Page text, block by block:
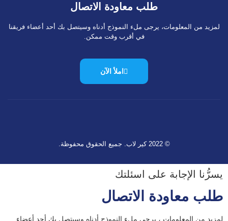
طلب معاودة الاتصال
لمزيد من المعلومات، يرجى ملء النموذج أدناه وسيتصل بك أحد أعضاء فريقنا
في أقرب وقت ممكن.
املأ الآن
© 2022 كير لاب. جميع الحقوق محفوظة.
يسرُّنا الإجابة على اسئلتك
طلب معاودة الاتصال
لمزيد من المعلومات ، يرجى ملء النموذج أدناه وسيتصل بك أحد أعضاء